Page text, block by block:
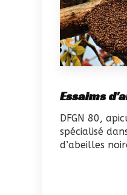
Essaims
DFGN 80,
spécialisé
d’abeilles